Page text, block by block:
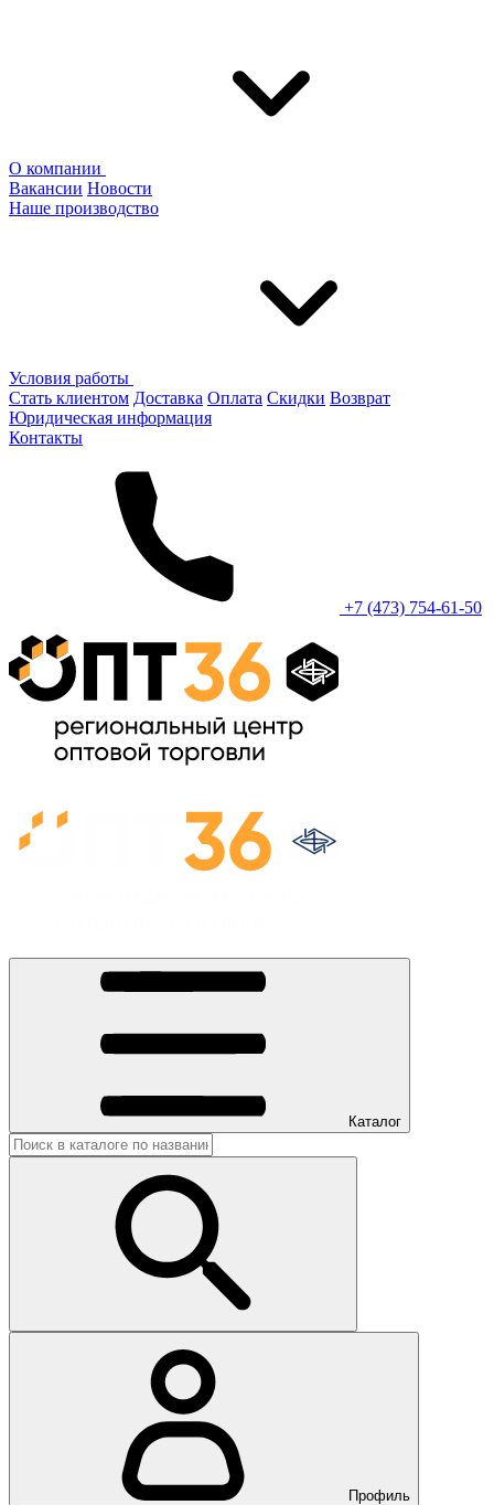
О компании
Вакансии Новости
Наше производство
Условия работы
Стать клиентом Доставка Оплата Скидки Возврат
Юридическая информация
Контакты
+7 (473) 754-61-50
Каталог
Профиль